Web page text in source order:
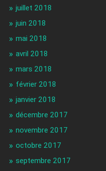
juillet 2018
juin 2018
mai 2018
avril 2018
mars 2018
février 2018
janvier 2018
décembre 2017
novembre 2017
octobre 2017
septembre 2017